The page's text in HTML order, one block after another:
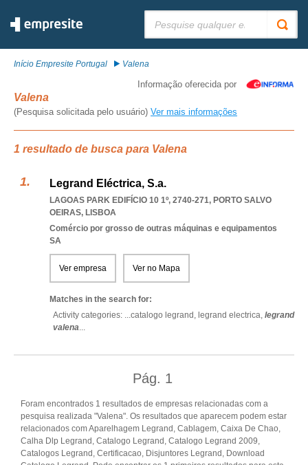
Início Empresite Portugal Valena
Informação oferecida por
Valena
(Pesquisa solicitada pelo usuário) Ver mais informações
1 resultado de busca para Valena
Legrand Eléctrica, S.a.
LAGOAS PARK EDIFÍCIO 10 1º, 2740-271, PORTO SALVO
OEIRAS, LISBOA
Comércio por grosso de outras máquinas e equipamentos
SA
Ver empresa Ver no Mapa
Matches in the search for:
Activity categories: ...catalogo legrand, legrand electrica, legrand
valena...
Pág. 1
Foram encontrados 1 resultados de empresas relacionadas com a
pesquisa realizada "Valena". Os resultados que aparecem podem estar
relacionados com Aparelhagem Legrand, Cablagem, Caixa De Chao,
Calha Dlp Legrand, Catalogo Legrand, Catalogo Legrand 2009,
Catalogos Legrand, Certificacao, Disjuntores Legrand, Download